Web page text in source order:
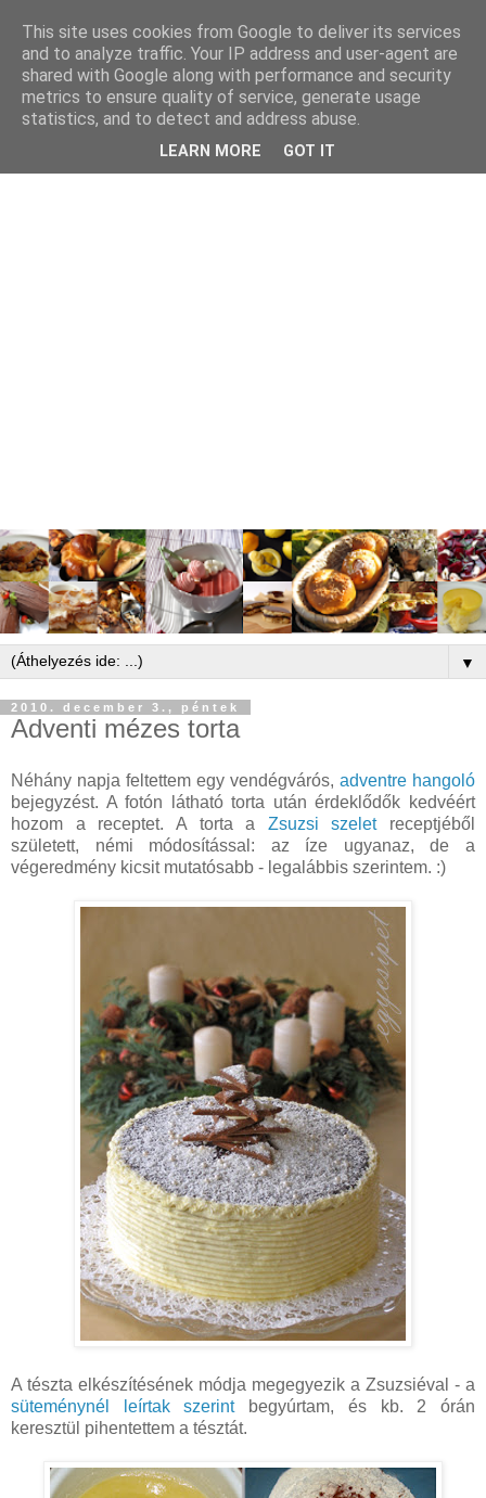
▼
2010. december 3., péntek
Adventi mézes torta
Néhány napja feltettem egy vendégvárós, adventre hangoló
bejegyzést. A fotón látható torta után érdeklődők kedvéért
hozom a receptet. A torta a Zsuzsi szeletreceptjéből
született, némi módosítással: az íze ugyanaz, de a
végeredmény kicsit mutatósabb - legalábbis szerintem. :)
A tészta elkészítésének módja megegyezik a Zsuzsiéval - a
süteménynél leírtak szerintbegyúrtam, és kb. 2 órán
keresztül pihentettem a tésztát.
This site uses cookies from Google to deliver its services
and to analyze traffic. Your IP address and user-agent are
shared with Google along with performance and security
metrics to ensure quality of service, generate usage
statistics, and to detect and address abuse.
LEARN MORE GOT IT